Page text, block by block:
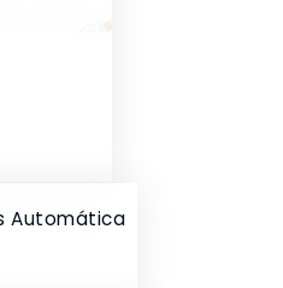
Automática